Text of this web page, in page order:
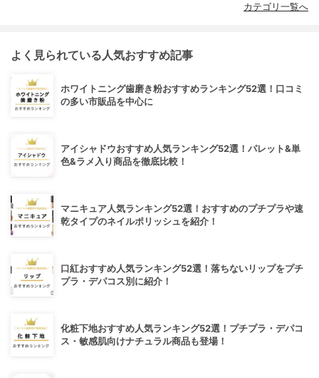
カテゴリ一覧へ
よく見られている人気おすすめ記事
ホワイトニング歯磨き粉おすすめランキング52選！口コミ
の多い市販品を中心に
アイシャドウおすすめ人気ランキング52選！パレット&単
色&ラメ入り商品を徹底比較！
マニキュア人気ランキング52選！おすすめのプチプラや速
乾タイプのネイルポリッシュを紹介！
口紅おすすめ人気ランキング52選！落ちないリップをプチ
プラ・デパコス別に紹介！
化粧下地おすすめ人気ランキング52選！プチプラ・デパコ
ス・敏感肌向けナチュラル商品も登場！